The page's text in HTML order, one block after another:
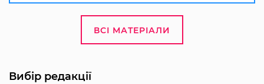
ВСІ МАТЕРІАЛИ
Вибір редакції